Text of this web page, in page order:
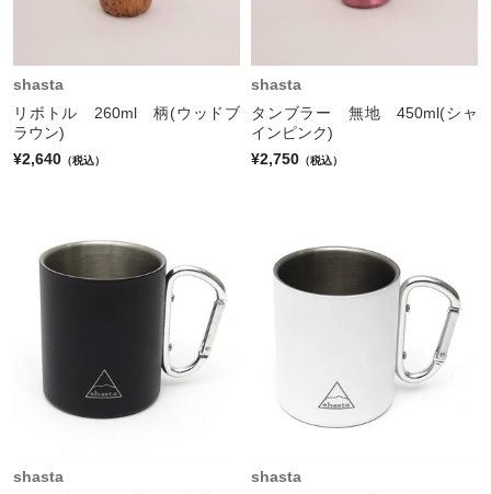
shasta
リボトル 260ml 柄(ウッドブ
ラウン)
¥2,640 （税込）
shasta
タンブラー 無地 450ml(シャ
インピンク)
¥2,750 （税込）
shasta
shasta